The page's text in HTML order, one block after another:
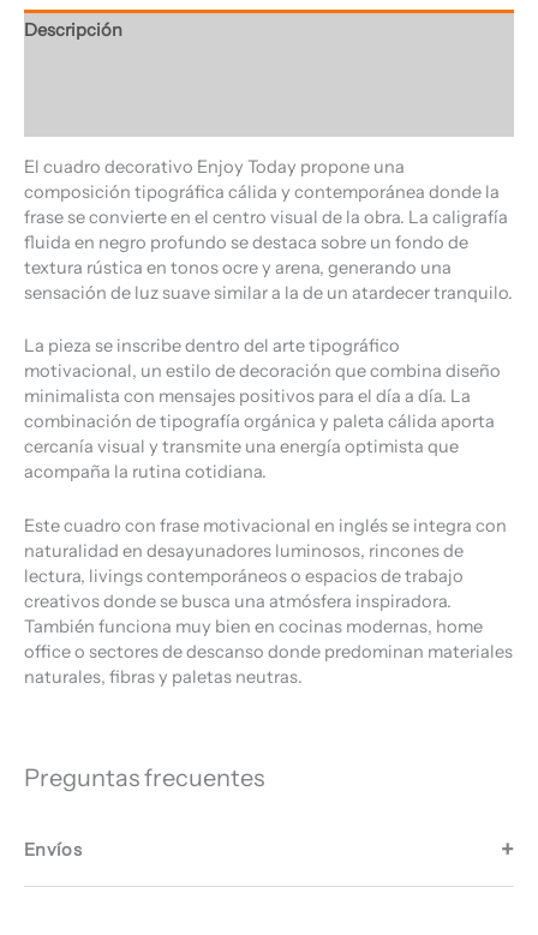
Descripción
El cuadro decorativo Enjoy Today propone una
composición tipográfica cálida y contemporánea donde la
frase se convierte en el centro visual de la obra. La caligrafía
fluida en negro profundo se destaca sobre un fondo de
textura rústica en tonos ocre y arena, generando una
sensación de luz suave similar a la de un atardecer tranquilo.
La pieza se inscribe dentro del arte tipográfico
motivacional, un estilo de decoración que combina diseño
minimalista con mensajes positivos para el día a día. La
combinación de tipografía orgánica y paleta cálida aporta
cercanía visual y transmite una energía optimista que
acompaña la rutina cotidiana.
Este cuadro con frase motivacional en inglés se integra con
naturalidad en desayunadores luminosos, rincones de
lectura, livings contemporáneos o espacios de trabajo
creativos donde se busca una atmósfera inspiradora.
También funciona muy bien en cocinas modernas, home
office o sectores de descanso donde predominan materiales
naturales, fibras y paletas neutras.
Preguntas frecuentes
Envíos